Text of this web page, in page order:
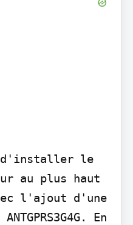
d'installer le
au plus haut
l'ajout d'une
En